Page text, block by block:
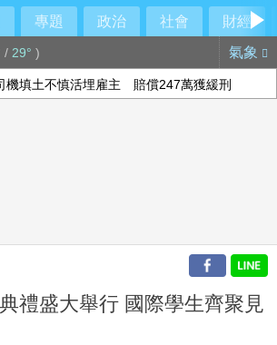
專題 政治 社會
財經
/ 29° ) 氣象
機填土不慎活埋雇主 賠償247萬獲緩刑
禮盛大舉行 國際學生齊聚見